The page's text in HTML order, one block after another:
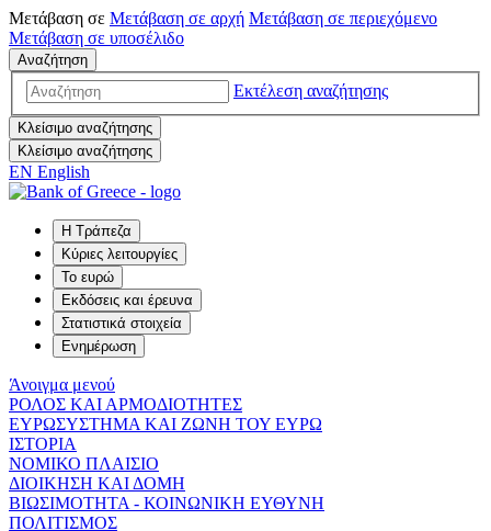
Μετάβαση σε Μετάβαση σε αρχή Μετάβαση σε περιεχόμενο
Μετάβαση σε υποσέλιδο
Αναζήτηση
Εκτέλεση αναζήτησης
Κλείσιμο αναζήτησης
Κλείσιμο αναζήτησης
EN English
Η Τράπεζα
Κύριες λειτουργίες
Το ευρώ
Εκδόσεις και έρευνα
Στατιστικά στοιχεία
Ενημέρωση
Άνοιγμα μενού
ΡΟΛΟΣ ΚΑΙ ΑΡΜΟΔΙΟΤΗΤΕΣ
ΕΥΡΩΣΥΣΤΗΜΑ ΚΑΙ ΖΩΝΗ ΤΟΥ ΕΥΡΩ
ΙΣΤΟΡΙΑ
ΝΟΜΙΚΟ ΠΛΑΙΣΙΟ
ΔΙΟΙΚΗΣΗ ΚΑΙ ΔΟΜΗ
ΒΙΩΣΙΜΟΤΗΤΑ - ΚΟΙΝΩΝΙΚΗ ΕΥΘΥΝΗ
ΠΟΛΙΤΙΣΜΟΣ